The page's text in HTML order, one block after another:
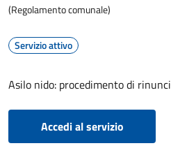
(Regolamento comunale)
Servizio attivo
Asilo nido: procedimento di
Accedi al servizio